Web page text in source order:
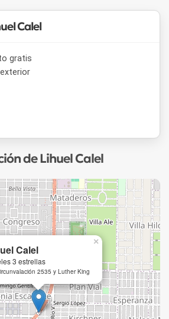
sabores tradicionales argentinos
Calel
gratis
de Lihuel Calel
Calel
3 estrellas
2535 y Luther King
×